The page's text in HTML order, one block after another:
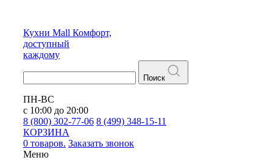
Кухни Mall Комфорт,
доступный
каждому
Поиск
ПН-ВС
с 10:00 до 20:00
8 (800) 302-77-06 8 (499) 348-15-11
КОРЗИНА
0 товаров. Заказать звонок
Меню